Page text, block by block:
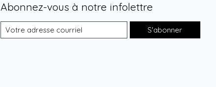
Abonnez-vous à notre infolettre
S'abonner